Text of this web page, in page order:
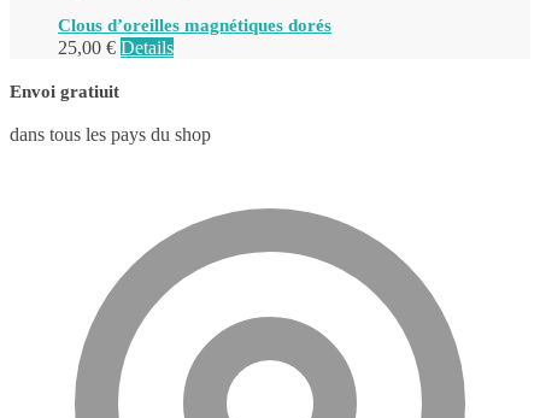
Clous d’oreilles magnétiques dorés
25,00 € Details
Envoi gratiuit
dans tous les pays du shop